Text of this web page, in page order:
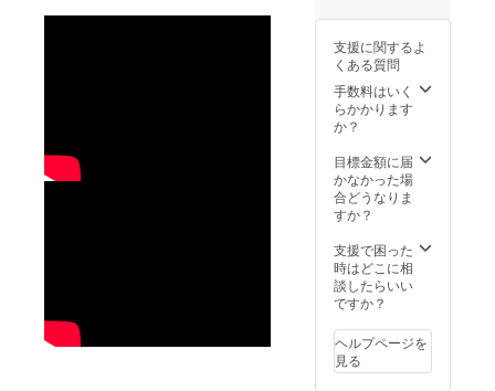
支援に関するよ
くある質問
手数料はいく
らかかります
か？
目標金額に届
かなかった場
合どうなりま
すか？
支援で困った
時はどこに相
談したらいい
ですか？
ヘルプページを
見る